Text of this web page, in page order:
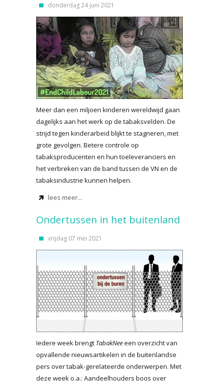
donderdag 24 juni 2021
Meer dan een miljoen kinderen wereldwijd gaan
dagelijks aan het werk op de tabaksvelden. De
strijd tegen kinderarbeid blijkt te stagneren, met
grote gevolgen. Betere controle op
tabaksproducenten en hun toeleveranciers en
het verbreken van de band tussen de VN en de
tabaksindustrie kunnen helpen.
lees meer...
Ondertussen in het buitenland
vrijdag 07 mei 2021
Iedere week brengt TabakNeeeen overzicht van
opvallende nieuwsartikelen in de buitenlandse
pers over tabak-gerelateerde onderwerpen. Met
deze week o.a.: Aandeelhouders boos over